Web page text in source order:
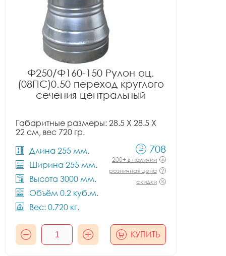
Ф250/Ф160-150 Рулон оц.
(08ПС)0.50 переход круглого
сечения центральный
Габаритные размеры: 28.5 X 28.5 X
22 см, вес 720 гр.
Длина 255 мм.
Ширина 255 мм.
Высота 3000 мм.
Объём 0.2 куб.м.
Вес: 0.720 кг.
708
200+ в наличии
розничная цена
скидки
КУПИТЬ